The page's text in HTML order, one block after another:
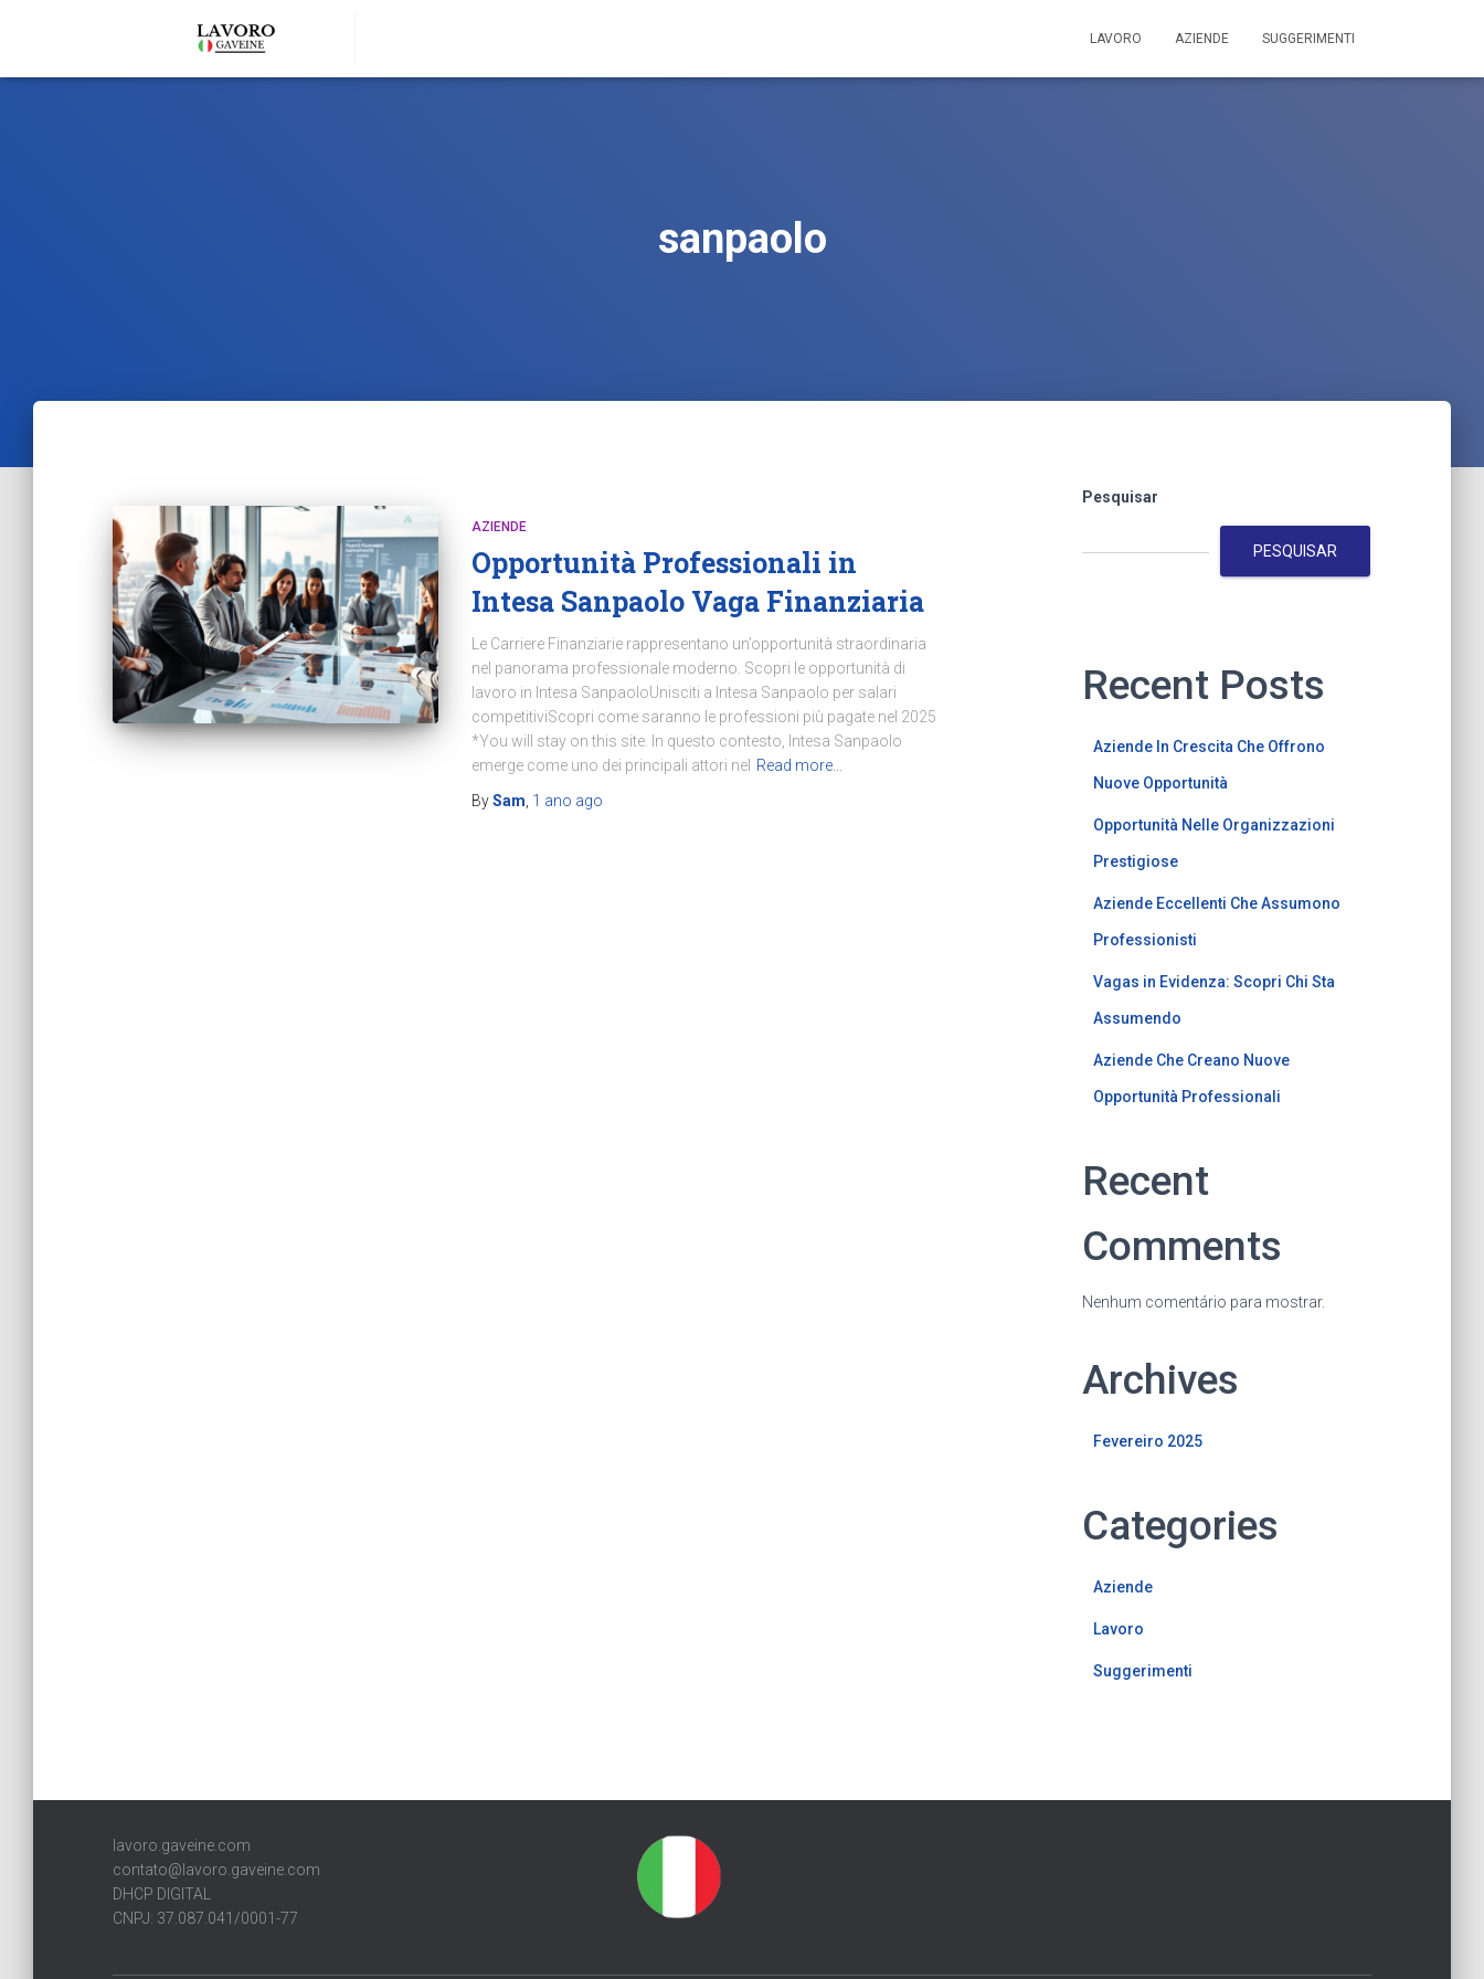
LAVORO AZIENDE SUGGERIMENTI
sanpaolo
AZIENDE
Opportunità Professionali in
Intesa Sanpaolo Vaga Finanziaria
Le Carriere Finanziarie rappresentano un’opportunità straordinaria
nel panorama professionale moderno. Scopri le opportunità di
lavoro in Intesa SanpaoloUnisciti a Intesa Sanpaolo per salari
competitiviScopri come saranno le professioni più pagate nel 2025
*You will stay on this site. In questo contesto, Intesa Sanpaolo
emerge come uno dei principali attori nel Read more…
BySam 1 ano ago
Pesquisar
PESQUISAR
Recent Posts
Aziende In Crescita Che Offrono
Nuove Opportunità
Opportunità Nelle Organizzazioni
Prestigiose
Aziende Eccellenti Che Assumono
Professionisti
Vagas in Evidenza: Scopri Chi Sta
Assumendo
Aziende Che Creano Nuove
Opportunità Professionali
Recent
Comments
Nenhum comentário para mostrar.
Archives
Fevereiro 2025
Categories
Aziende
Lavoro
Suggerimenti
lavoro.gaveine.com
contato@lavoro.gaveine.com
DHCP DIGITAL
CNPJ: 37.087.041/0001-77